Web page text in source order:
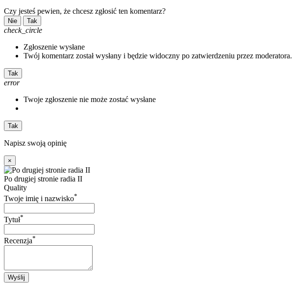
Czy jesteś pewien, że chcesz zgłosić ten komentarz?
Nie Tak
check_circle
Zgłoszenie wysłane
Twój komentarz został wysłany i będzie widoczny po zatwierdzeniu przez moderatora.
Tak
error
Twoje zgłoszenie nie może zostać wysłane
Tak
Napisz swoją opinię
×
Po drugiej stronie radia II
Quality
Twoje imię i nazwisko*
Tytuł*
Recenzja*
Wyślij